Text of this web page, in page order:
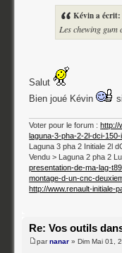
Kévin a écrit:
Les chewing gum
Salut
Bien joué Kévin
Voter pour le forum :http://
laguna-3-pha-2-2l-dci-
Laguna 3 pha 2 Initiale 2l
Vendu > Laguna 2 pha 2
presentation-de-ma-lag-
montage-d-un-cnc-
http://www.renault-initiale-
Re: Vos outils
parnanar » Dim Mai 01,